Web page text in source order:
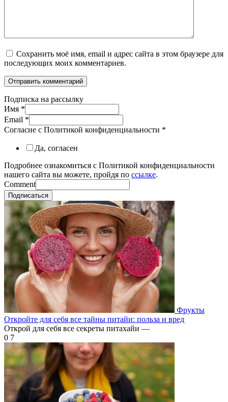
Сохранить моё имя, email и адрес сайта в этом браузере для
последующих моих комментариев.
Подписка на рассылку
Имя *
Email *
Согласие с Политикой конфиденциальности *
Да, согласен
Подробнее ознакомиться с Политикой конфиденциальности
нашего сайта вы можете, пройдя по ссылке.
Comment
Подписаться
Фрукты
Откройте для себя все тайны питайи: польза и вред
Открой для себя все секреты питахайи —
0 7